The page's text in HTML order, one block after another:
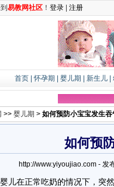
易教网社区 ！ 登录 注册
首页 |怀孕期 婴儿期 新生儿
>> 婴儿期 > 如何预防小宝宝发生吞
如何预
http://www.yiyoujiao.com - 发
在正常吃奶的情况下，突然